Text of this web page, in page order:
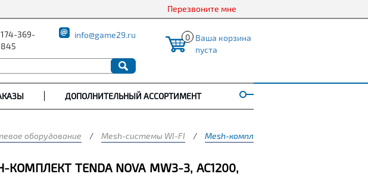
Перезвоните мне
174-369-
845
info@game29.ru 0 Ваша корзина
пуста
ДОПОЛНИТЕЛЬНЫЙ АССОРТИМЕНТ
оборудование / Mesh-системы WI-FI / Mesh-комплект TENDA nova MW3-3,
КОМПЛЕКТ TENDA NOVA MW3-3, AC1200,